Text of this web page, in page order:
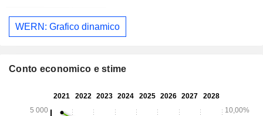
WERN: Grafico dinamico
Conto economico e stime